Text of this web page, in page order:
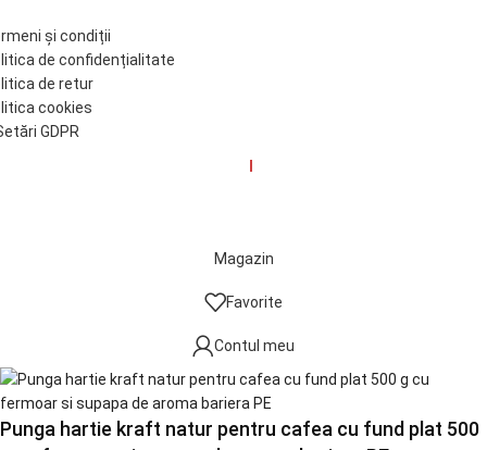
și condiții
de confidențialitate
de retur
cookies
GDPR
Magazin
Favorite
Contul meu
Punga hartie kraft natur pentru cafea cu fund plat 500